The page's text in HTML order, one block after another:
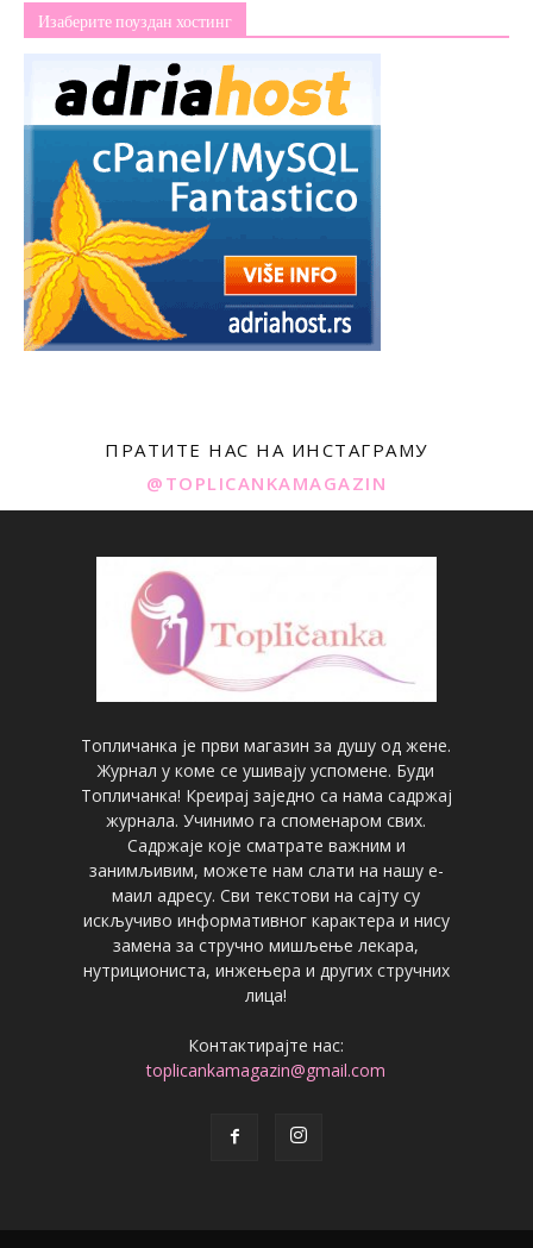
Изаберите поуздан хостинг
ПРАТИТЕ НАС НА ИНСТАГРАМУ
@TOPLICANKAMAGAZIN
Топличанка је први магазин за душу од жене.
Журнал у коме се ушивају успомене. Буди
Топличанка! Креирај заједно са нама садржај
журнала. Учинимо га споменаром свих.
Садржаје које сматрате важним и
занимљивим, можете нам слати на нашу е-
маил адресу. Сви текстови на сајту су
искључиво информативног карактера и нису
замена за стручно мишљење лекара,
нутрициониста, инжењера и других стручних
лица!
Контактирајте нас:
toplicankamagazin@gmail.com